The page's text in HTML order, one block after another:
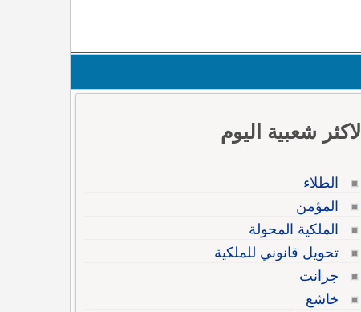
الاكثر شعبية اليوم
الطلاء
المؤمن
الملكية المحولة
تحويل قانوني للملكية
جرانت
خاشع